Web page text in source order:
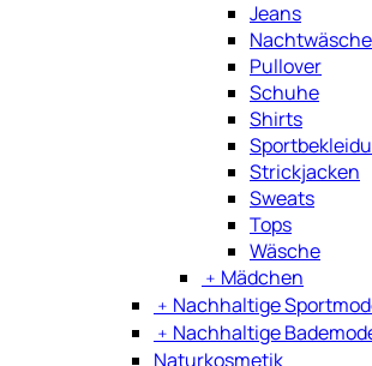
Jeans
Pullover
Schuhe
Shirts
Strickjacken
Sweats
Tops
Wäsche
﹢ Mädchen
﹢ Nachhaltige
﹢ Nachhaltige
Naturkosmetik